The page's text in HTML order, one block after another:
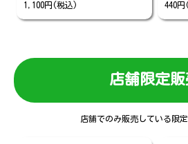
1,100円(税込)
440
店舗限定
店舗でのみ販売している限定